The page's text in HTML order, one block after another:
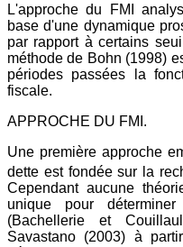
L'approche du FMI
base d'une dynamique
par rapport à certains
méthode de Bohn (1998)
périodes passées la
fiscale.
APPROCHE DU FMI.
Une première approche
dette est fondée sur la
Cependant aucune
unique pour
(Bachellerie et
Savastano (2003) à